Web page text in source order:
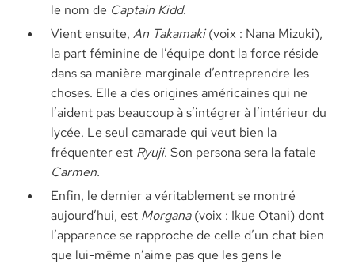
le nom de Captain Kidd.
Vient ensuite,An Takamaki(voix : Nana Mizuki),
la part féminine de l’équipe dont la force réside
dans sa manière marginale d’entreprendre les
choses. Elle a des origines américaines qui ne
l’aident pas beaucoup à s’intégrer à l’intérieur du
lycée. Le seul camarade qui veut bien la
fréquenter est Ryuji. Son persona sera la fatale
Carmen.
Enfin, le dernier a véritablement se montré
aujourd’hui, est Morgana(voix : Ikue Otani) dont
l’apparence se rapproche de celle d’un chat bien
que lui-même n’aime pas que les gens le